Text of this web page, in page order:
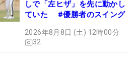
しで「左ヒザ」を先に動かし
ていた #優勝者のスイング
2026年8月8日 (土) 12時00分
32